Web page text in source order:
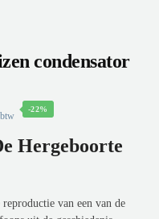
condensator
-22%
Hergeboorte
van een van de